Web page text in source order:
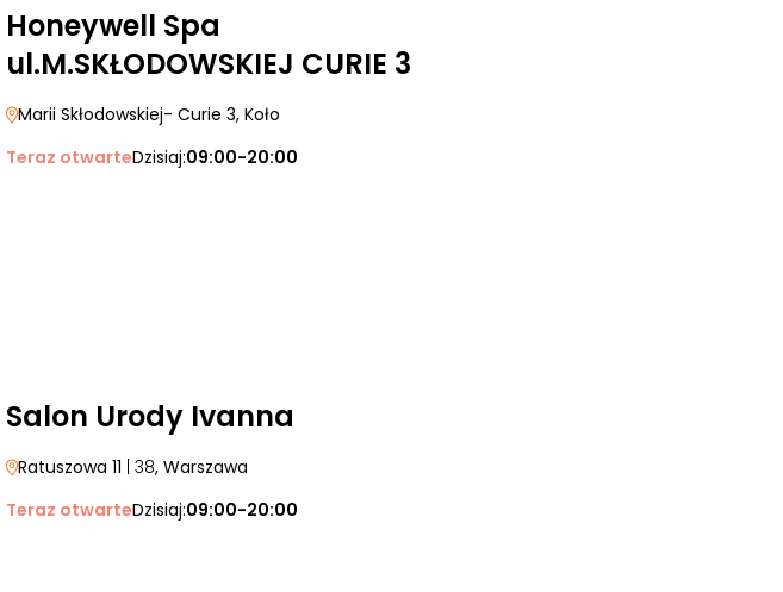
Honeywell Spa
ul.M.SKŁODOWSKIEJ CURIE 3
Marii Skłodowskiej- Curie 3, Koło
Teraz otwarteDzisiaj:09:00-20:00
Salon Urody Ivanna
Ratuszowa 11 | 38, Warszawa
Teraz otwarteDzisiaj:09:00-20:00